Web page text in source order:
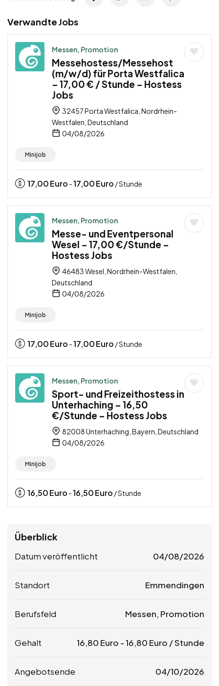
Verwandte Jobs
Messen, Promotion
Messehostess/Messehost
(m/w/d) für Porta Westfalica
– 17,00 € / Stunde – Hostess
Jobs
32457 Porta Westfalica, Nordrhein-
Westfalen, Deutschland
04/08/2026
Minijob
17,00Euro -17,00Euro / Stunde
Messen, Promotion
Messe- und Eventpersonal
Wesel – 17,00 €/Stunde –
Hostess Jobs
46483 Wesel, Nordrhein-Westfalen,
Deutschland
04/08/2026
Minijob
17,00Euro -17,00Euro / Stunde
Messen, Promotion
Sport- und Freizeithostess in
Unterhaching – 16,50
€/Stunde – Hostess Jobs
82008 Unterhaching, Bayern, Deutschland
04/08/2026
Minijob
16,50Euro -16,50Euro / Stunde
Überblick
Datum veröffentlicht 04/08/2026
Standort Emmendingen
Berufsfeld Messen, Promotion
Gehalt 16,80 Euro -16,80 Euro / Stunde
Angebotsende 04/10/2026